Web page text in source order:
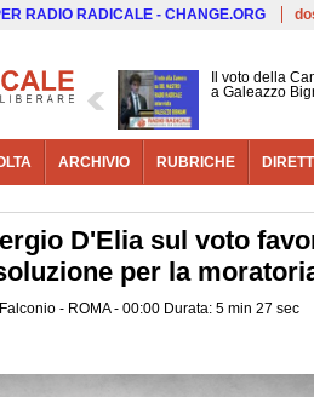
RADIO RADICALE - CHANGE.ORG
Il voto della
a Galeazzo
ARCHIVIO RUBRICHE
D'Elia sul voto
per la
- ROMA - 00:00 Durata: 5 min 27 sec